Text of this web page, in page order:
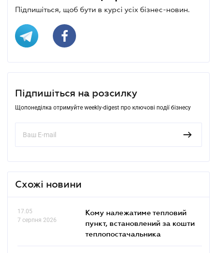
Підпишіться, щоб бути в курсі усіх бізнес-новин.
Підпишіться на розсилку
Щопонеділка отримуйте weekly-digest про ключові події бізнесу
Схожі новини
17.05
7 серпня 2026
Кому належатиме тепловий
пункт, встановлений за кошти
теплопостачальника